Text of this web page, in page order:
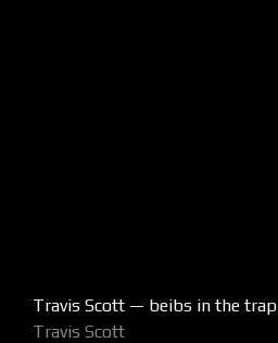
Travis Scott — beibs in the trap
Travis Scott